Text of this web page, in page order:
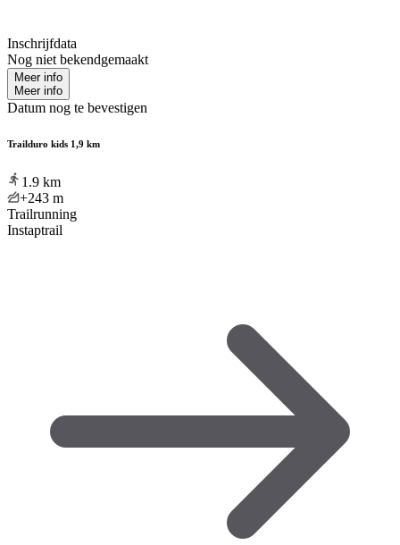
Inschrijfdata
Nog niet bekendgemaakt
Meer info
Meer info
Datum nog te bevestigen
Trailduro kids 1,9 km
1.9 km
+243 m
Trailrunning
Instaptrail